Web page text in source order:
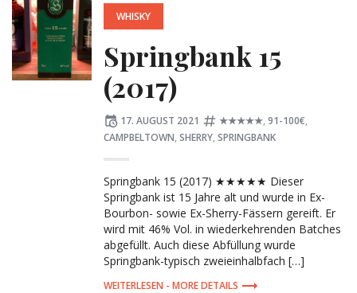
WHISKY
Springbank 15
(2017)
Posted
on
17. AUGUST 2021 Tagged:
★★★★★, 91-100€,
CAMPBELTOWN, SHERRY, SPRINGBANK
Springbank 15 (2017) ★★★★★ Dieser
Springbank ist 15 Jahre alt und wurde in Ex-
Bourbon- sowie Ex-Sherry-Fässern gereift. Er
wird mit 46% Vol. in wiederkehrenden Batches
abgefüllt. Auch diese Abfüllung wurde
Springbank-typisch zweieinhalbfach […]
MORE DETAILS